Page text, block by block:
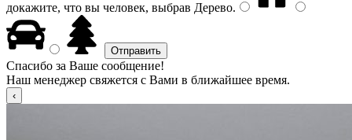
докажите, что вы человек, выбрав Дерево.
Спасибо за Ваше сообщение!
Наш менеджер свяжется с Вами в ближайшее время.